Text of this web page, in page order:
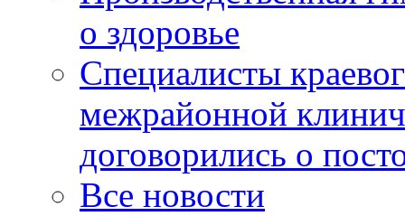
о здоровье
Специалисты
межрайонной
договорились о
Все новости